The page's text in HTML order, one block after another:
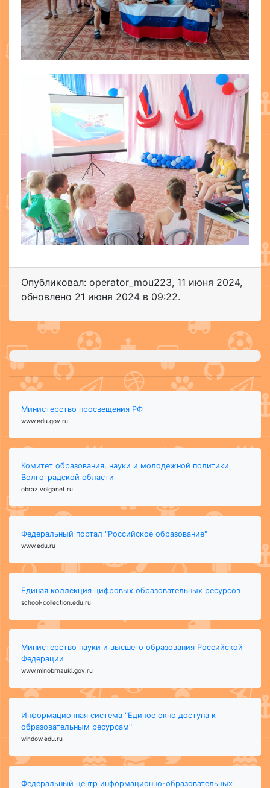
Опубликовал: operator_mou223, 11 июня 2024,
обновлено 21 июня 2024 в 09:22.
Министерство просвещения РФ
www.edu.gov.ru
Комитет образования, науки и молодежной политики
Волгоградской области
obraz.volganet.ru
Федеральный портал "Российское образование"
www.edu.ru
Единая коллекция цифровых образовательных ресурсов
school-collection.edu.ru
Министерство науки и высшего образования Российской
Федерации
www.minobrnauki.gov.ru
Информационная система "Единое окно доступа к
образовательным ресурсам"
window.edu.ru
Федеральный центр информационно-образовательных